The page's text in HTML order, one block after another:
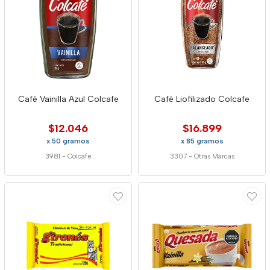
Café Vainilla Azul Colcafe
$12.046
x 50 gramos
3981 - Colcafe
Café Liofilizado Colcafe
$16.899
x 85 gramos
3307 - Otras Marcas